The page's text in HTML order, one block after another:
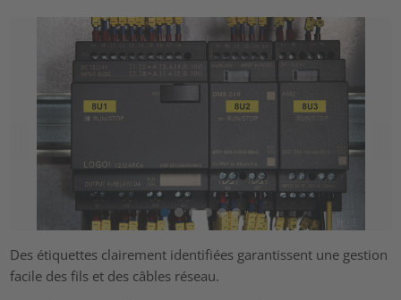
Des étiquettes clairement identifiées garantissent une gestion
facile des fils et des câbles réseau.